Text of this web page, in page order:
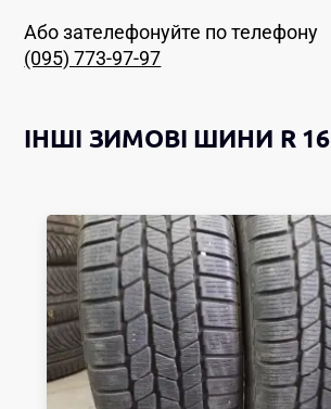
Або зателефонуйте по телефону
(095) 773-97-97
ІНШІ ЗИМОВІ ШИНИ R 16